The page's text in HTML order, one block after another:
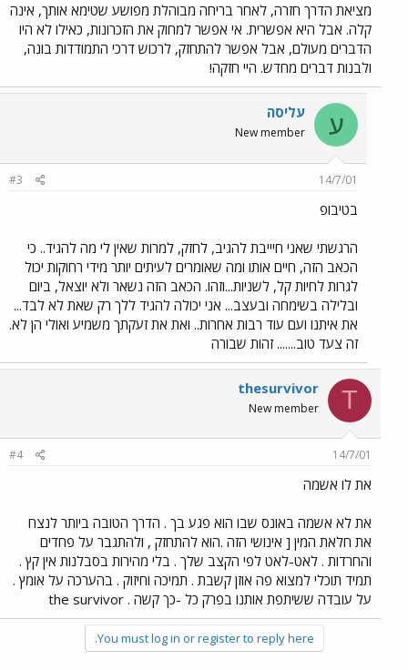
מציאת הדרך חזרה, לאחר בריחה מבוהלת מפושע שטימא אותך, אינה
קלה. אבל היא אפשרית. אי אפשר למחוק את הזכרונות, כאילו לא היו
הדברים מעולם, אבל אפשר להתחזק, לרכוש דרכי התמודדות בונה,
ולבנות דברים מחדש. היי חזקה!
ע עליסה
New member
14/7/01
#3
בטיבופ
הרגשתי שאני חיייבת להגיב, לחזק, למרות שאין לי מה להגיד.. כי
הכאב הזה, חיים אותו ומה שאומרים לעיתים יותר מידי רחוקות יכול
לגרות לחיות קל, לשניות...וזהו. הכאב הזה נשאר ולא יוצאל, ביום
ובלילה בשימחה ובעצב... אני יכולה להגיד ללך רק שאת לא לבד...
את איתנו ועם עוד רבות אחרות.. ואת את זעקתך משמיע ואולי הן לא.
זה צעד טוב....... זהות שבורה
T
thesurvivor
New member
14/7/01
#4
את לו אשמה
את לא אשמה באונס שבו הוא פגע בך . הדרך הטובה ביותר לנצח
את חלאת המין [ אינושי הזה .הוא להתחזק , ולהתגבר על פחדים
והחרדות . לאט-לאט לפי הקצב שלך . בלי מהירות בסבלנות אין קץ .
תמיד תוכלי למצוא פה אוזן קשבת . תמיכה וחיזוק . בהערכה על אומץ .
על עובדה ששיתפת אותנו בפרק כל -כך קשה . the survivor
You must log in or register to reply here.